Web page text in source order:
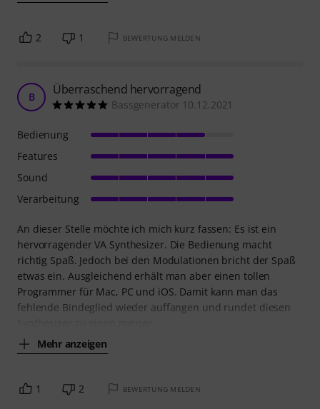
2 1 BEWERTUNG MELDEN
B Überraschend hervorragend
Bassgenerator 10.12.2021
An dieser Stelle möchte ich mich kurz fassen: Es ist ein
hervorragender VA Synthesizer. Die Bedienung macht
richtig Spaß. Jedoch bei den Modulationen bricht der Spaß
etwas ein. Ausgleichend erhält man aber einen tollen
Programmer für Mac, PC und iOS. Damit kann man das
fehlende Bindeglied wieder auffangen und rundet diesen
Mehr anzeigen
Bedienung
Features
Sound
Verarbeitung
1 2 BEWERTUNG MELDEN